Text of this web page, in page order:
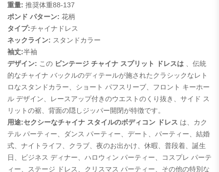
重量: 推奨体重88-137
ポンド パターン: 花柄
タイプ:チャイナドレス
ネックライン: スタンドカラー
袖丈:半袖
デザイン: この ビンテージ チャイナ スプリット ドレスは 、伝統
的なチャイナ バックルのディテールが施されたクラシックなレト
ロなスタンドカラー、ショート パフスリーブ、フロント キーホー
ル デザイン、レースアップ付きのウエストのくり抜き、サイド ス
リットの裾、背面の隠しジッパー開閉が特徴です。
用途:セクシーなチャイナ スタイルのボディコン ドレス は、カク
テル パーティー、ダンス パーティー、デート、パーティー、結婚
式、ナイトライフ、クラブ、夜のお出かけ、休暇、普段着、誕生
日、ビジネス ディナー、ハロウィン パーティー、コスプレ パーテ
ィー、ステージ ドレス、クリスマス パーティー、その他の特別な